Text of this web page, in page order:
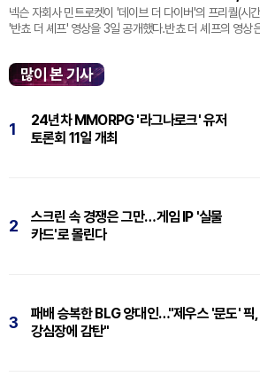
넥슨 자회사 민트로켓이 '데이브 더 다이버'의 프리퀄(시
'반쵸 더 셰프' 영상을 3일 공개했다.반쵸 더 셰프의 영상
많이 본 기사
1
24년차 MMORPG '라그나로크' 유저
토론회 11일 개최
2
스크린 속 경쟁은 그만…게임 IP '실물
카드'로 몰린다
3
패배 승복한 BLG 양대인…"제우스 '문도' 픽,
강심장에 감탄"